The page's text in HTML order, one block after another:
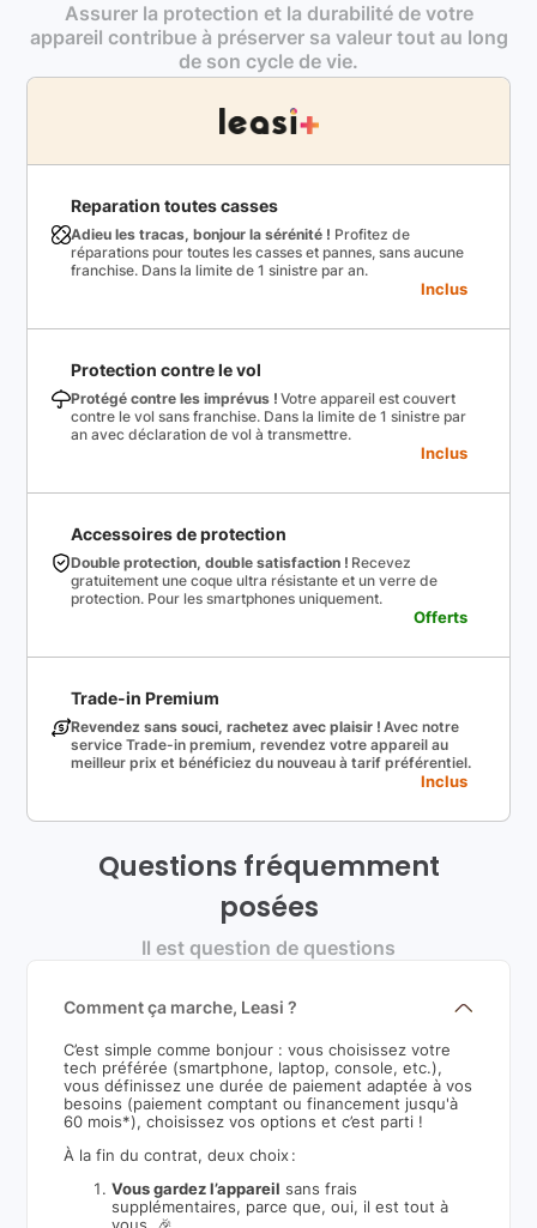
Assurer la protection et la durabilité de votre
appareil contribue à préserver sa valeur tout au long
de son cycle de vie.
Reparation toutes casses
Adieu les tracas, bonjour la sérénité ! Profitez de
réparations pour toutes les casses et pannes, sans aucune
franchise. Dans la limite de 1 sinistre par an.
Inclus
Protection contre le vol
Protégé contre les imprévus ! Votre appareil est couvert
contre le vol sans franchise. Dans la limite de 1 sinistre par
an avec déclaration de vol à transmettre.
Inclus
Accessoires de protection
Double protection, double satisfaction ! Recevez
gratuitement une coque ultra résistante et un verre de
protection. Pour les smartphones uniquement.
Offerts
Trade-in Premium
Revendez sans souci, rachetez avec plaisir ! Avec notre
service Trade-in premium, revendez votre appareil au
meilleur prix et bénéficiez du nouveau à tarif préférentiel.
Inclus
Questions fréquemment
posées
Il est question de questions
Comment ça marche, Leasi ?
C’est simple comme bonjour : vous choisissez votre
tech préférée (smartphone, laptop, console, etc.),
vous définissez une durée de paiement adaptée à vos
besoins (paiement comptant ou financement jusqu'à
60 mois*), choisissez vos options et c’est parti !
À la fin du contrat, deux choix :
Vous gardez l’appareil sans frais
supplémentaires, parce que, oui, il est tout à